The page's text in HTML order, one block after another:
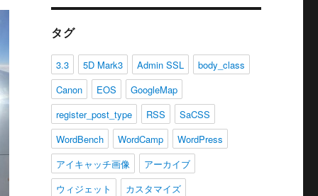
タグ
3.3 5D Mark3 Admin SSL
body_class
Canon
EOS
GoogleMap
register_post_type
RSS
SaCSS
WordBench
WordCamp
WordPress
アイキャッチ画像
アーカイブ
ウィジェット
カスタマイズ